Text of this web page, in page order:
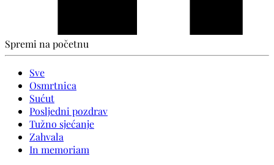
Spremi na početnu
Sve
Osmrtnica
Sućut
Posljedni pozdrav
Tužno sjećanje
Zahvala
In memoriam